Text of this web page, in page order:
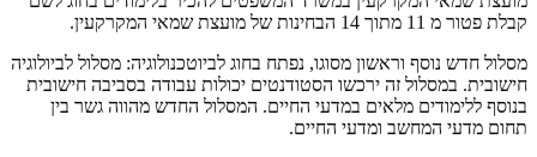
קבלת פטור מ 11 מתוך 14 הבחינות של מועצת שמאי המקרקעין.
מסלול חדש נוסף וראשון מסוגו, נפתח בחוג לביוטכנולוגיה: מסלול לביולוגיה
חישובית. במסלול זה ירכשו הסטודנטים יכולות עבודה בסביבה חישובית
בנוסף ללימודים מלאים במדעי החיים. המסלול החדש מהווה גשר בין
תחום מדעי המחשב ומדעי החיים.